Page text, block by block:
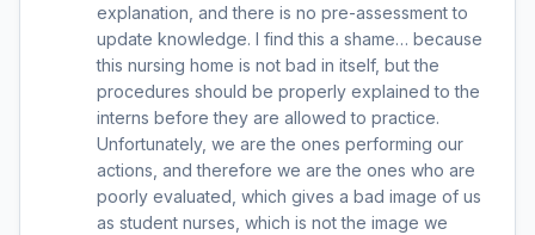
explanation, and there is no pre-assessment to
update knowledge. I find this a shame… because
this nursing home is not bad in itself, but the
procedures should be properly explained to the
interns before they are allowed to practice.
Unfortunately, we are the ones performing our
actions, and therefore we are the ones who are
poorly evaluated, which gives a bad image of us
as student nurses, which is not the image we